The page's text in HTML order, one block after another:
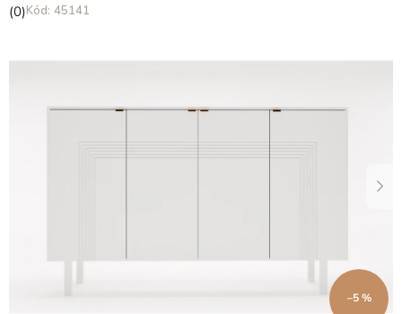
Průměrné
je
(0) 45141
–5 %